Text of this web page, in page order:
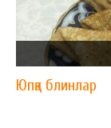
Юпқа блинлар